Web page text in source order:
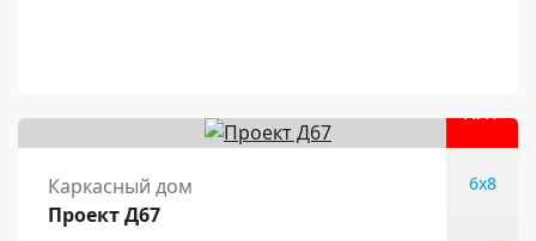
ХИТ
Каркасный дом
Проект Д67
6x8